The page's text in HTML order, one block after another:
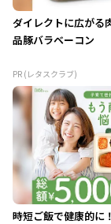
ダイレクトに広がる
品豚バラベーコン
PR (レタスクラブ)
時短ご飯で健康的に